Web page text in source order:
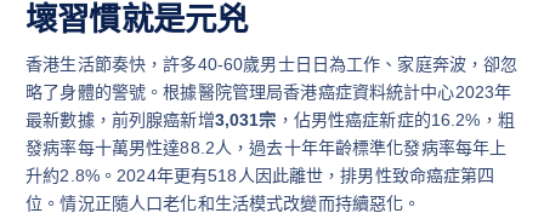
壞習慣就是元兇
香港生活節奏快，許多40-60歲男士日日為工作、家庭奔波，卻忽
略了身體的警號。根據醫院管理局香港癌症資料統計中心2023年
最新數據，前列腺癌新增3,031宗 ，佔男性癌症新症的16.2%，粗
發病率每十萬男性達88.2人，過去十年年齡標準化發病率每年上
升約2.8%。2024年更有518人因此離世，排男性致命癌症第四
位。情況正隨人口老化和生活模式改變而持續惡化。